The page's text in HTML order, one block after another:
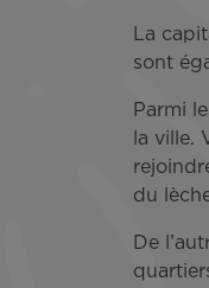
La
sont
Parmi
la ville.
du
De